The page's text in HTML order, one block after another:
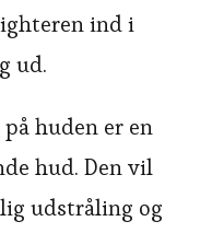
ind i
ud.
huden er en
hud. Den vil
udstråling og